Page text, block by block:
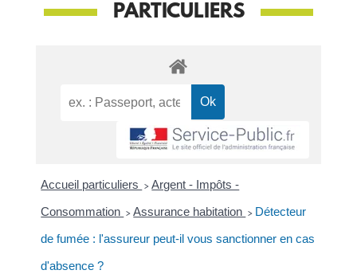
PARTICULIERS
Accueil particuliers > Argent - Impôts -
Consommation > Assurance habitation > Détecteur
de fumée : l'assureur peut-il vous sanctionner en cas
d'absence ?